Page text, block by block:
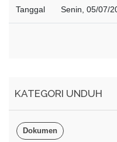
Tanggal Senin, 05/07/
KATEGORI UNDUH
Dokumen